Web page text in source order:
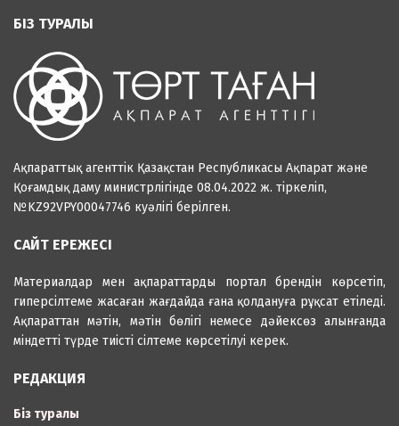
БІЗ ТУРАЛЫ
Ақпараттық агенттік Қазақстан Республикасы Ақпарат және
Қоғамдық даму министрлігінде 08.04.2022 ж. тіркеліп,
№KZ92VPY00047746 куәлігі берілген.
САЙТ ЕРЕЖЕСІ
Материалдар мен ақпараттарды портал брендін көрсетіп,
гиперсілтеме жасаған жағдайда ғана қолдануға рұқсат етіледі.
Ақпараттан мәтін, мәтін бөлігі немесе дәйексөз алынғанда
міндетті түрде тиісті сілтеме көрсетілуі керек.
РЕДАКЦИЯ
Біз туралы